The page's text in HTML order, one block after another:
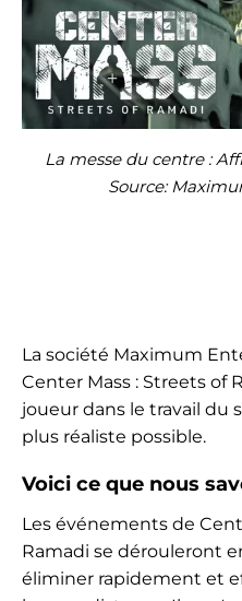
La messe du centre :
Source:
La société Maximum
Center Mass : Streets of
joueur dans le travail du
plus réaliste possible.
Voici ce que nous
Les événements de
Ramadi se dérouleront
éliminer rapidement et